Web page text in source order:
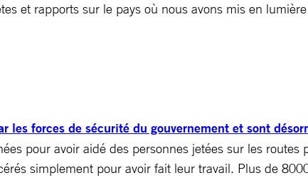
et rapports sur le pays où nous avons mis en
les forces de sécurité du gouvernement et sont
pour avoir aidé des personnes jetées sur les
simplement pour avoir fait leur travail. Plus de